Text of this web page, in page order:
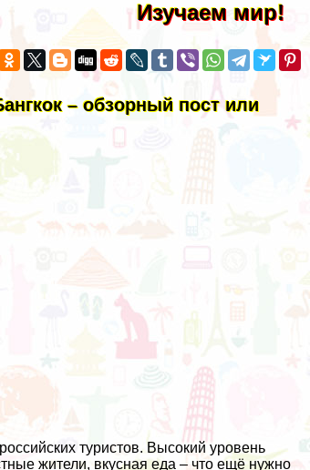
Изучаем мир!
– обзорный пост или
туристов. Высокий уровень
жители, вкусная еда – что ещё нужно